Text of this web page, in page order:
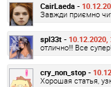
CairLaeda -
Завжди приємно
spl33t - 10.12.2020,
отлично!!! Все супер!
cry_non_stop -
Хорошая статья,